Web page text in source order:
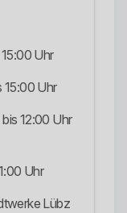
Uhr
15:00 Uhr
12:00 Uhr
Uhr
Lübz